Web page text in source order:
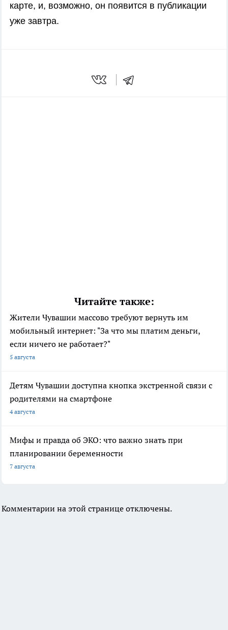
карте, и, возможно, он появится в публикации
уже завтра.
Читайте также:
Жители Чувашии массово требуют вернуть им
мобильный интернет: "За что мы платим деньги,
если ничего не работает?"
5 августа
Детям Чувашии доступна кнопка экстренной связи с
родителями на смартфоне
4 августа
Мифы и правда об ЭКО: что важно знать при
планировании беременности
7 августа
Комментарии на этой странице отключены.